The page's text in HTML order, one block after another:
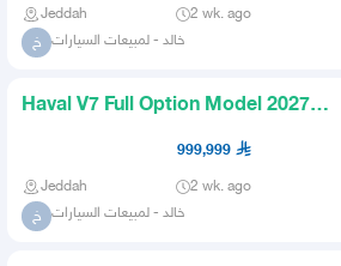
Jeddah 2 wk. ago
خ خالد - لمبيعات السيارات
Haval V7 Full Option Model 2027
Special Prices for Cash and
999,999
Jeddah 2 wk. ago
خ خالد - لمبيعات السيارات